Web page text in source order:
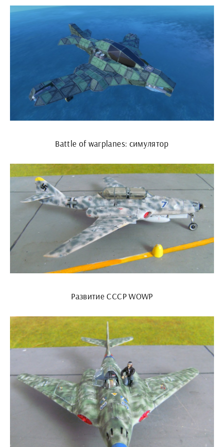
Battle of warplanes: симулятор
Развитие СССР WOWP